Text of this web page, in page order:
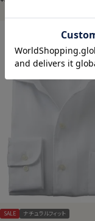
SALE ナチュラルフィット